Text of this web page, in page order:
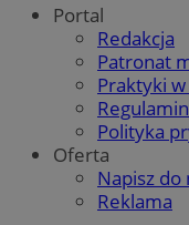
Portal
Redakcja
Patronat
Praktyki
Polityka
Oferta
Napisz do
Reklama